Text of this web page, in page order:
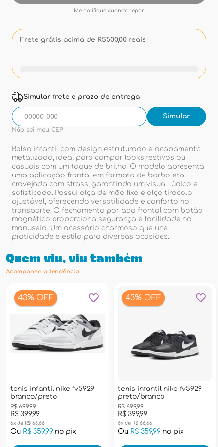
Me notifique quando repor
Frete grátis acima de R$500,00 reais
Simular frete e prazo de entrega
Não sei meu CEP
Bolsa infantil com design estruturado e acabamento
metalizado, ideal para compor looks festivos ou
casuais com um toque de brilho. O modelo apresenta
uma aplicação frontal em formato de borboleta
cravejada com strass, garantindo um visual lúdico e
sofisticado. Possui alça de mão fixa e alça tiracolo
ajustável, oferecendo versatilidade e conforto no
transporte. O fechamento por aba frontal com botão
magnético proporciona segurança e facilidade no
manuseio. Um acessório charmoso que une
praticidade e estilo para diversas ocasiões.
Quem viu, viu também
Acompanhe a tendência
43% OFF
tenis infantil nike fv5929 -
branco/preto
R$ 399,99
R$ 699,99
6x de R$ 66,66
Ou R$ 359,99 no pix
43% OFF
tenis infantil nike fv5929 -
preto/branco
R$ 399,99
R$ 699,99
6x de R$ 66,66
Ou R$ 359,99no pix